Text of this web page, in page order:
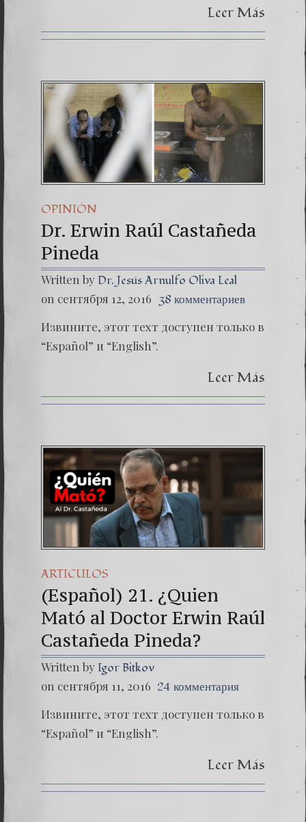
Leer Más
OPINIÓN
Dr. Erwin Raúl Castañeda
Pineda
Written byDr. Jesús Arnulfo Oliva Leal
on сентября 12, 2016 38 комментариев
Извините, этот техт доступен только в
“Español” и “English”.
Leer Más
ARTICULOS
(Español) 21. ¿Quien
Mató al Doctor Erwin Raúl
Castañeda Pineda?
Written by Igor Bitkov
on сентября 11, 2016 24 комментария
Извините, этот техт доступен только в
“Español” и “English”.
Leer Más